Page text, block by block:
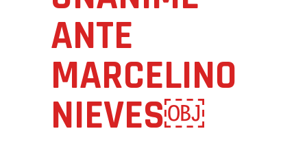
ANTE
MARCELINO
NIEVES￼